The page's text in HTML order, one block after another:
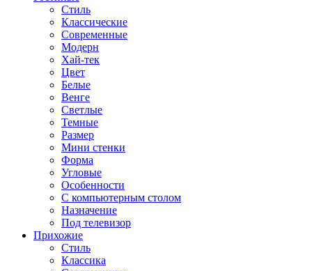
Стиль
Классические
Современные
Модерн
Хай-тек
Цвет
Белые
Венге
Светлые
Темные
Размер
Мини стенки
Форма
Угловые
Особенности
С компьютерным столом
Назначение
Под телевизор
Прихожие
Стиль
Классика